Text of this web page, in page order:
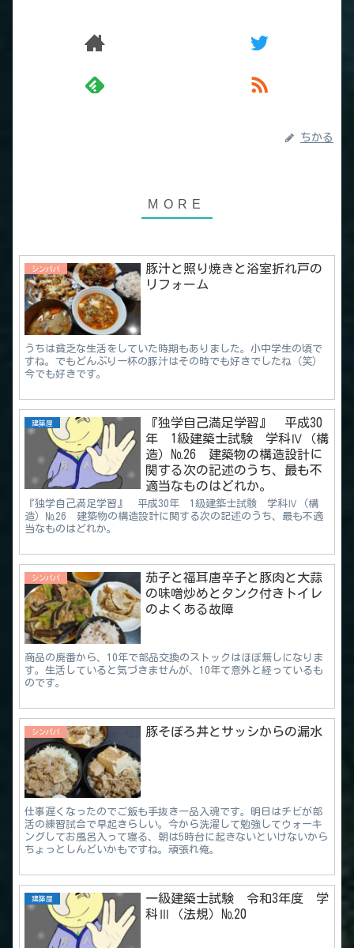
ちかる
シンパパ
豚汁と照り焼きと浴室折れ戸の
リフォーム
うちは貧乏な生活をしていた時期もありました。小中学生の頃で
すね。でもどんぶり一杯の豚汁はその時でも好きでしたね（笑）
今でも好きです。
建築屋
『独学自己満足学習』 平成30
年 1級建築士試験 学科Ⅳ（構
造）№26 建築物の構造設計に
関する次の記述のうち、最も不
適当なものはどれか。
『独学自己満足学習』 平成30年 1級建築士試験 学科Ⅳ（構
造）№26 建築物の構造設計に関する次の記述のうち、最も不適
当なものはどれか。
シンパパ
茄子と福耳唐辛子と豚肉と大蒜
の味噌炒めとタンク付きトイレ
のよくある故障
商品の廃番から、10年で部品交換のストックはほぼ無しになりま
す。生活していると気づきませんが、10年て意外と経っているも
のです。
シンパパ 豚そぼろ丼とサッシからの漏水
仕事遅くなったのでご飯も手抜き一品入魂です。明日はチビが部
活の練習試合で早起きらしい。今から洗濯して勉強してウォーキ
ングしてお風呂入って寝る、朝は5時台に起きないといけないから
ちょっとしんどいかもですね。頑張れ俺。
建築屋
一級建築士試験 令和3年度 学
科Ⅲ（法規）№20